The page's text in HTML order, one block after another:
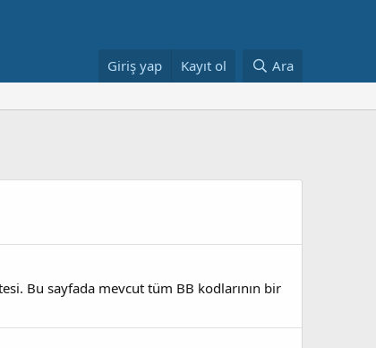
Giriş yap Kayıt ol Ara
Bu sayfada mevcut tüm BB kodlarının bir